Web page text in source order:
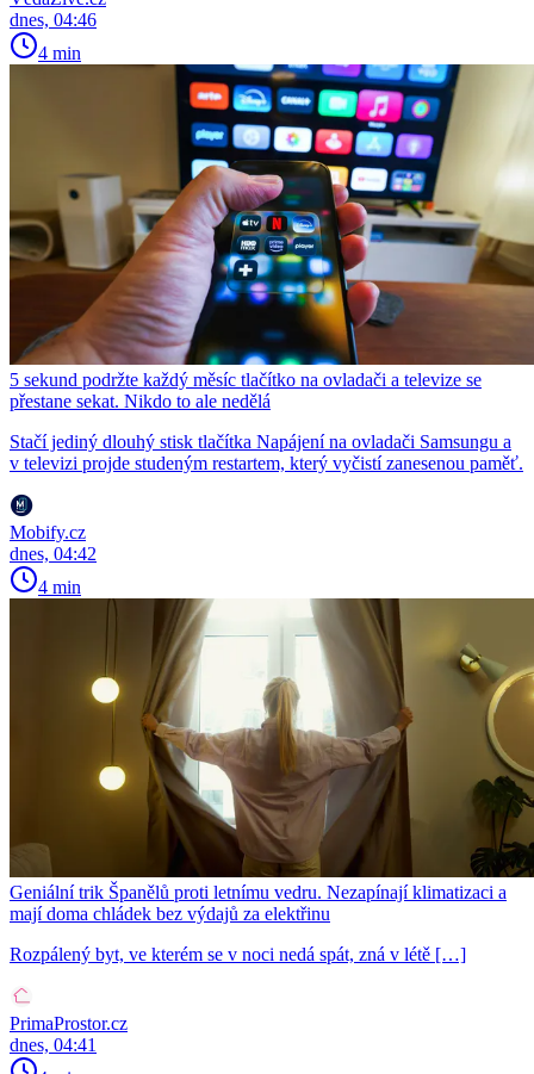
dnes, 04:46
4 min
5 sekund podržte každý měsíc tlačítko na ovladači a televize se
přestane sekat. Nikdo to ale nedělá
Stačí jediný dlouhý stisk tlačítka Napájení na ovladači Samsungu a
v televizi projde studeným restartem, který vyčistí zanesenou paměť.
Mobify.cz
dnes, 04:42
4 min
Geniální trik Španělů proti letnímu vedru. Nezapínají klimatizaci a
mají doma chládek bez výdajů za elektřinu
Rozpálený byt, ve kterém se v noci nedá spát, zná v létě […]
PrimaProstor.cz
dnes, 04:41